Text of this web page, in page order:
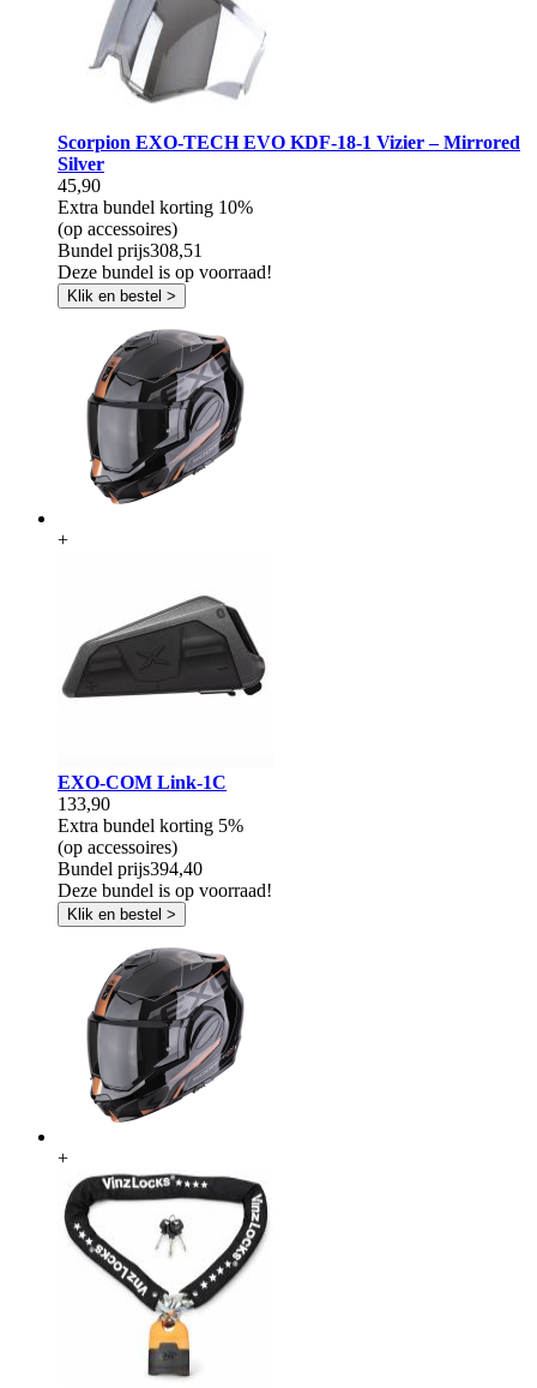
Scorpion EXO-TECH EVO KDF-18-1 Vizier – Mirrored
Silver
45,90
Extra bundel korting 10%
(op accessoires)
Bundel prijs308,51
Deze bundel is op voorraad!
Klik en bestel >
+
EXO-COM Link-1C
133,90
Extra bundel korting 5%
(op accessoires)
Bundel prijs394,40
Deze bundel is op voorraad!
Klik en bestel >
+